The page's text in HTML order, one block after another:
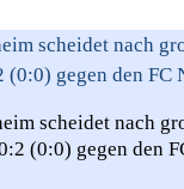
scheidet nach
(0:0) gegen den